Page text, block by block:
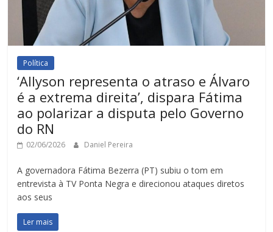
Política
‘Allyson representa o atraso e Álvaro
é a extrema direita’, dispara Fátima
ao polarizar a disputa pelo Governo
do RN
02/06/2026 Daniel Pereira
A governadora Fátima Bezerra (PT) subiu o tom em
entrevista à TV Ponta Negra e direcionou ataques diretos
aos seus
Ler mais